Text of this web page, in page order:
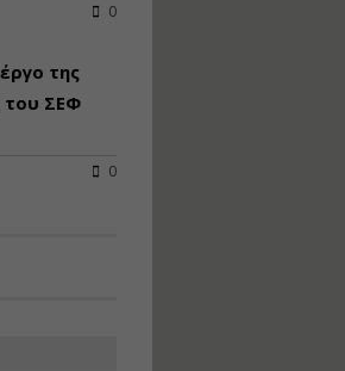
0
της
του ΣΕΦ
0